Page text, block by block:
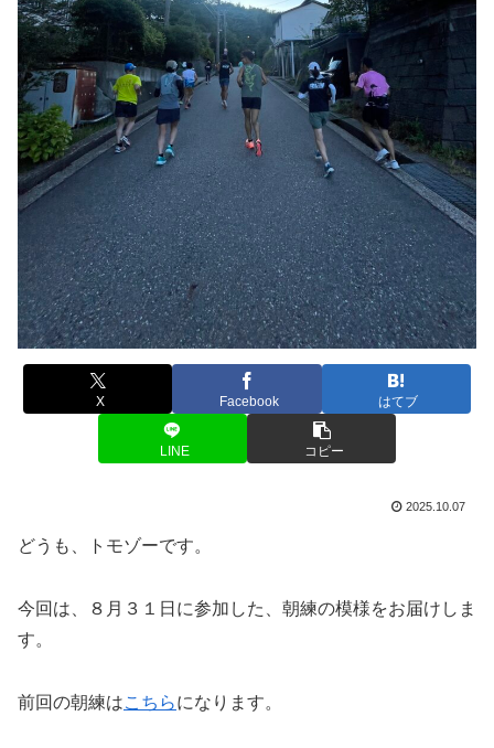
X Facebook はてブ
LINE コピー
2025.10.07
どうも、トモゾーです。
今回は、８月３１日に参加した、朝練の模様をお届けしま
す。
前回の朝練はこちらになります。